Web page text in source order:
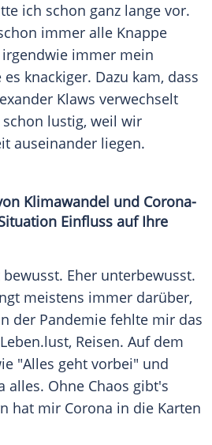
ich schon ganz lange vor.
immer alle Knappe
immer mein
knackiger. Dazu kam, dass
Klaws verwechselt
lustig, weil wir
auseinander liegen.
Klimawandel und Corona-
Einfluss auf Ihre
Eher unterbewusst.
meistens immer darüber,
der Pandemie fehlte mir das
Leben.lust, Reisen. Auf dem
"Alles geht vorbei" und
alles. Ohne Chaos gibt's
hat mir Corona in die Karten